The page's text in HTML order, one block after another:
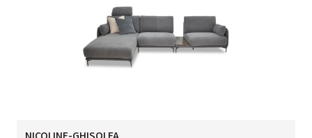
NICOLINE-GHISOLFA